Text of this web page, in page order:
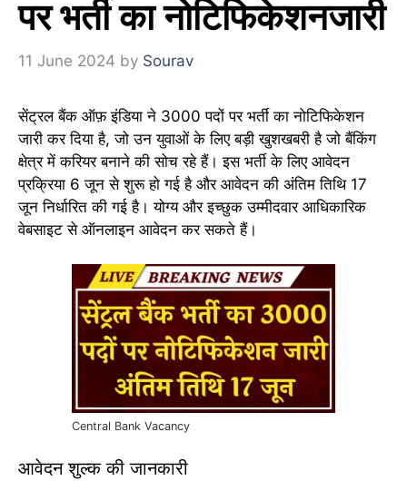
पर भर्ती का नोटिफिकेशनजारी
11 June 2024 by Sourav
सेंट्रल बैंक ऑफ़ इंडिया ने 3000 पदों पर भर्ती का नोटिफिकेशन
जारी कर दिया है, जो उन युवाओं के लिए बड़ी खुशखबरी है जो बैंकिंग
क्षेत्र में करियर बनाने की सोच रहे हैं। इस भर्ती के लिए आवेदन
प्रक्रिया 6 जून से शुरू हो गई है और आवेदन की अंतिम तिथि 17
जून निर्धारित की गई है। योग्य और इच्छुक उम्मीदवार आधिकारिक
वेबसाइट से ऑनलाइन आवेदन कर सकते हैं।
Central Bank Vacancy
आवेदन शुल्क की जानकारी